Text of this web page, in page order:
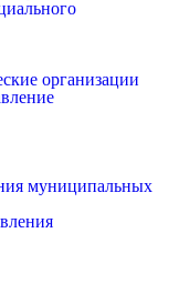
организации
муниципальных